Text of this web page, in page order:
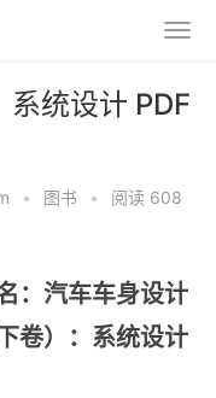
统设计 PDF
• 图书 • 阅读 608
：汽车车身设计
下卷）：系统设计